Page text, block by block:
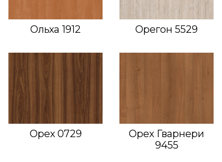
Ольха 1912 Орегон 5529
Орех 0729
Орех Гварнери
9455